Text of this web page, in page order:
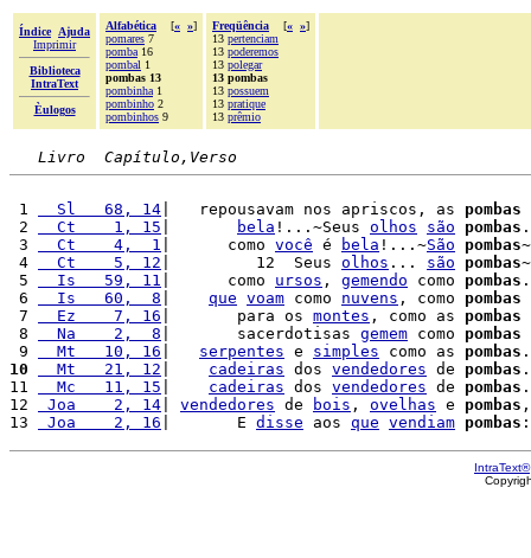
Índice
Ajuda
Imprimir
Biblioteca
IntraText
Èulogos
Alfabética [« »]
pomares 7
pomba 16
pombal 1
pombas 13
pombinha 1
pombinho 2
pombinhos 9
Freqüência [« »]
13 pertenciam
13 poderemos
13 polegar
13 pombas
13 possuem
13 pratique
13 prêmio
Livro  Capítulo,Verso
1
  Sl   68, 14
|   repousavam nos apriscos, as pombas
2
  Ct    1, 15
bela !...~Seus olhos são pombas
3
  Ct    4,  1
|      como você é bela !...~São pombas
4
  Ct    5, 12
|         12  Seus olhos ... são pombas
5
  Is   59, 11
|      como ursos , gemendo como pombas
6
  Is   60,  8
que voam como nuvens , como pombas
7
  Ez    7, 16
|       para os montes , como as pombas
8
  Na    2,  8
|       sacerdotisas gemem como pombas
9
  Mt   10, 16
serpentes e simples como as pombas
10
  Mt   21, 12
cadeiras dos vendedores de pombas .
11
  Mc   11, 15
cadeiras dos vendedores de pombas .
12
Joa    2, 14 vendedores de bois , ovelhas e pombas
13
Joa    2, 16 |       E disse aos que vendiam pombas
IntraText®